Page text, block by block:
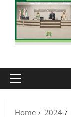
Primary
Home
2024